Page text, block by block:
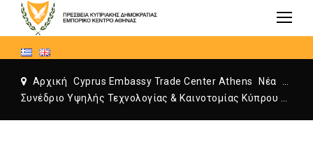
Αρχική Cyprus Embassy Trade Center Athens Νέα